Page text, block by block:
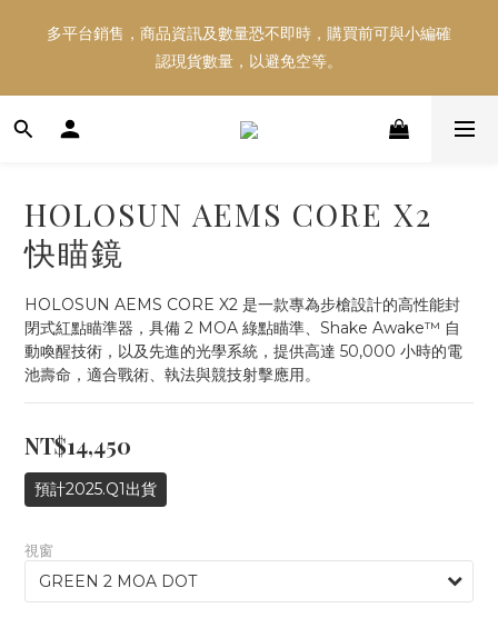
多平台銷售，商品資訊及數量恐不即時，購買前可與小編確
認現貨數量，以避免空等。
多平台銷售，商品資訊及數量恐不即時，購買前可與小編確
認現貨數量，以避免空等。
好東西跟好朋友分享～推薦好友一同享100元購物金！！！
多平台銷售，商品資訊及數量恐不即時，購買前可與小編確
HOLOSUN AEMS CORE X2
快瞄鏡
HOLOSUN AEMS CORE X2 是一款專為步槍設計的高性能封
閉式紅點瞄準器，具備 2 MOA 綠點瞄準、Shake Awake™ 自
動喚醒技術，以及先進的光學系統，提供高達 50,000 小時的電
池壽命，適合戰術、執法與競技射擊應用。
NT$14,450
預計2025.Q1出貨
視窗